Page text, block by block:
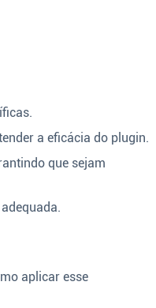
a eficácia do plugin.
que sejam
aplicar esse